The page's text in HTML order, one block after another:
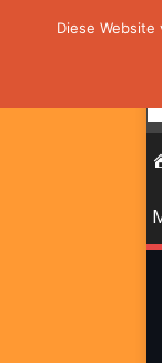
Diese